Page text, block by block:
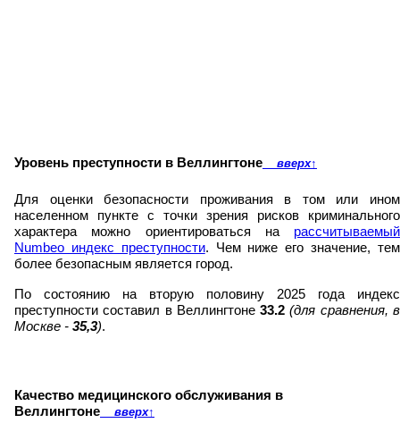
Уровень преступности в Веллингтоне вверх↑
Для оценки безопасности проживания в том или ином
населенном пункте с точки зрения рисков криминального
характера можно ориентироваться на рассчитываемый
Numbeo индекс преступности. Чем ниже его значение, тем
более безопасным является город.
По состоянию на вторую половину 2025 года индекс
преступности составил в Веллингтоне33.2 (для сравнения, в
Москве - 35,3).
Качество медицинского обслуживания в
Веллингтоне вверх↑